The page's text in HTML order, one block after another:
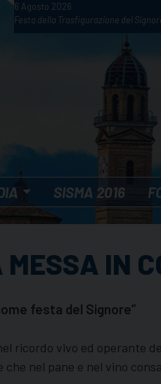
6 Agosto 2026
Festa della Trasfigurazione del
SISMA 2016
IN
festa del Signore”
ricordo vivo ed operante
che nel pane e nel vino